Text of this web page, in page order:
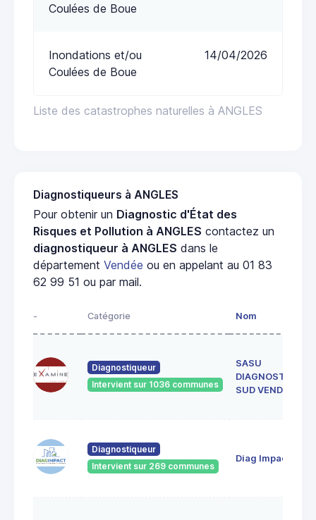
Liste des catastrophes naturelles à ANGLES
Coulées de Boue
Inondations et/ou
Coulées de Boue
14/04/2026
Diagnostiqueurs à ANGLES
Pour obtenir un Diagnostic d'État des
Risques et Pollution à ANGLES contactez un
diagnostiqueur à ANGLES dans le
département Vendée ou en appelant au 01 83
62 99 51 ou par mail.
- Catégorie Nom
Diagnostiqueur
Intervient sur 1036 communes
SASU
DIAGNOSTICS
SUD VENDEE
Diagnostiqueur
Intervient sur 269 communes
Diag Impact